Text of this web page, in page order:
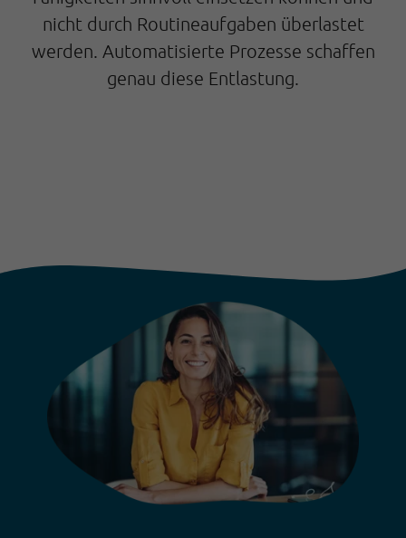
nicht durch Routineaufgaben überlastet
werden. Automatisierte Prozesse schaffen
genau diese Entlastung.